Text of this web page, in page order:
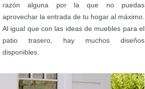
razón alguna por la que no puedas
aprovechar la entrada de tu hogar al máximo.
Al igual que con las ideas de muebles para el
patio trasero, hay muchos diseños
disponibles.